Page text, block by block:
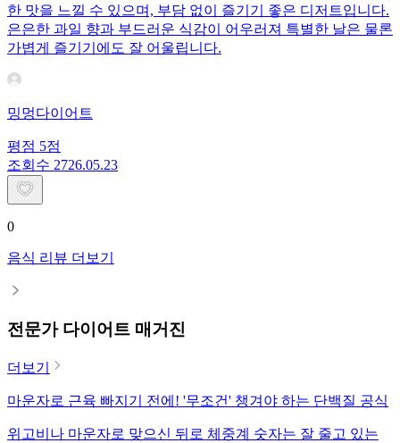
한 맛을 느낄 수 있으며, 부담 없이 즐기기 좋은 디저트입니다.
은은한 과일 향과 부드러운 식감이 어우러져 특별한 날은 물론
가볍게 즐기기에도 잘 어울립니다.
밍멍다이어트
평점 5점
조회수 2726.05.23
0
음식 리뷰 더보기
전문가 다이어트 매거진
더보기
마운자로 근육 빠지기 전에! '무조건' 챙겨야 하는 단백질 공식
위고비나 마운자로 맞으신 뒤로 체중계 숫자는 잘 줄고 있는